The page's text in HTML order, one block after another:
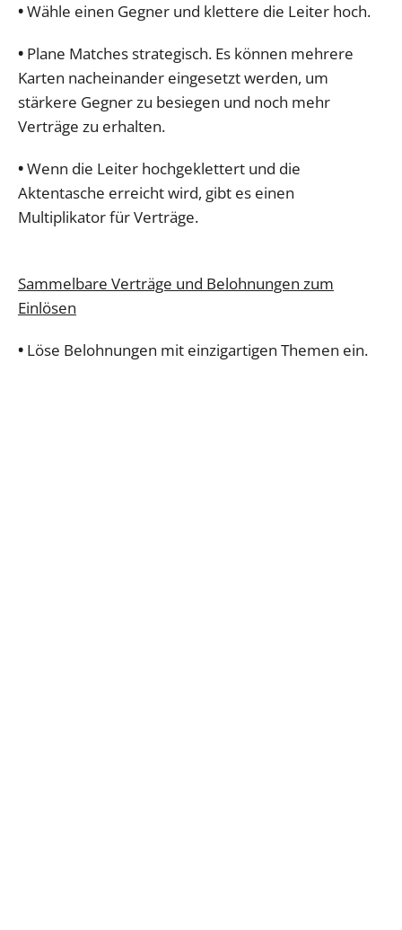
•Wähle einen Gegner und klettere die Leiter hoch.
• Plane Matches strategisch. Es können mehrere
Karten nacheinander eingesetzt werden, um
stärkere Gegner zu besiegen und noch mehr
Verträge zu erhalten.
•Wenn die Leiter hochgeklettert und die
Aktentasche erreicht wird, gibt es einen
Multiplikator für Verträge.
Sammelbare Verträge und Belohnungen zum
Einlösen
• Löse Belohnungen mit einzigartigen Themen ein.